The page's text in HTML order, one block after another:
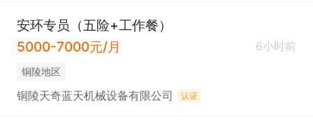
安环专员（五险+工作餐）
5000-7000元/月
6小时前
铜陵地区
铜陵天奇蓝天机械设备有限公司 认证